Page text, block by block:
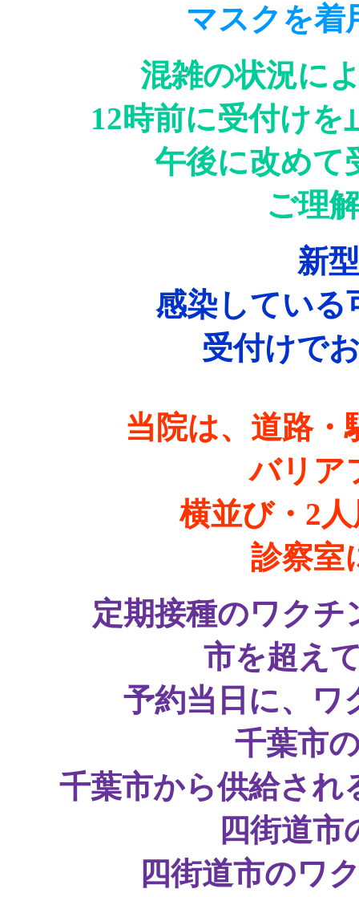
マスクを着
混雑の状況に
12時前に受付け
午後に改めて
ご理
新
感染している
受付けで
当院は、道路・
バリア
横並び・2
診察室
定期接種のワク
市を超え
予約当日に、ワ
千葉市
千葉市から供給され
四街道
四街道市のワ